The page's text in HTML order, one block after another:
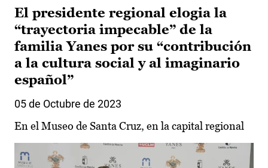
El presidente regional elogia la
“trayectoria impecable” de la
familia Yanes por su “contribución
a la cultura social y al imaginario
español”
05 de Octubre de 2023
En el Museo de Santa Cruz, en la capital regional